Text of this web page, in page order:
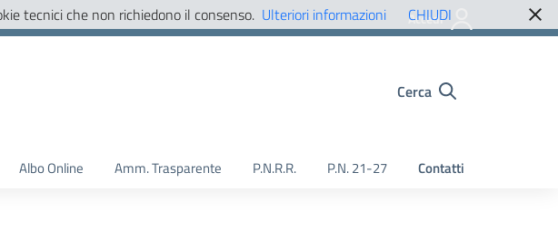
Accedi
Cerca
Albo Online Amm. Trasparente P.N.R.R. P.N. 21-27 Contatti
tecnici che non richiedono il consenso. Ulteriori informazioni CHIUDI